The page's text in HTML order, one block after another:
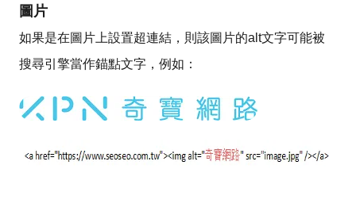
圖片
如果是在圖片上設置超連結，則該圖片的alt文字可能被
搜尋引擎當作錨點文字，例如：